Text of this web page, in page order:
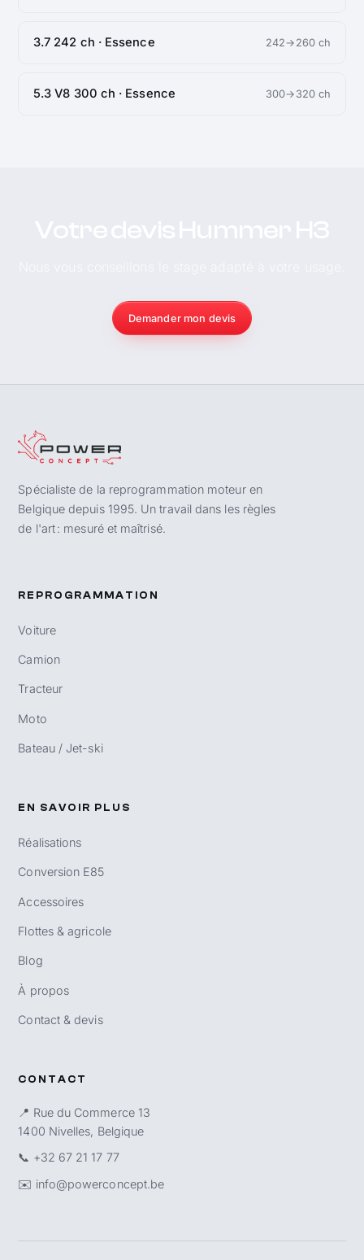
3.7 242 ch · Essence 242→260 ch
5.3 V8 300 ch · Essence 300→320 ch
Demander mon devis
Spécialiste de la reprogrammation moteur en
Belgique depuis 1995. Un travail dans les règles
de l'art : mesuré et maîtrisé.
REPROGRAMMATION
Voiture
Camion
Tracteur
Moto
Bateau / Jet-ski
EN SAVOIR PLUS
Réalisations
Conversion E85
Accessoires
Flottes & agricole
Blog
À propos
Contact & devis
CONTACT
📍 Rue du Commerce 13
1400 Nivelles, Belgique
📞 +32 67 21 17 77
✉️ info@powerconcept.be